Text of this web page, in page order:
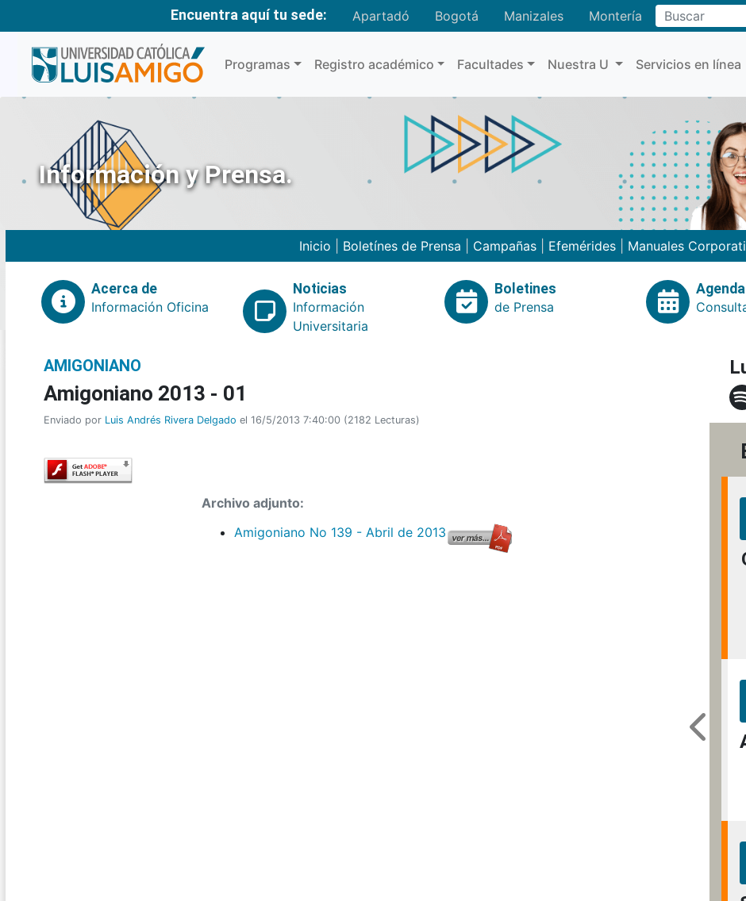
Encuentra aquí tu sede: Apartadó Bogotá Manizales MonteríaBuscar
Programas Registro académico Facultades Nuestra U Servicios en línea
Información y Prensa.
Inicio Boletínes de Prensa Campañas Efemérides Manuales
Acerca de
Información Oficina
Noticias
Información
Universitaria
Boletines
de Prensa
Agenda
AMIGONIANO
Amigoniano 2013 - 01
Enviado por Luis Andrés Rivera Delgado el 16/5/2013 7:40:00 (2182 Lecturas)
Archivo adjunto:
Amigoniano No 139 - Abril de 2013